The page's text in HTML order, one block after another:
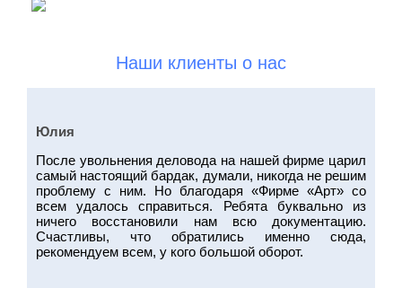
Наши клиенты о нас
Юлия
После увольнения деловода на нашей фирме царил
самый настоящий бардак, думали, никогда не решим
проблему с ним. Но благодаря «Фирме «Арт» со
всем удалось справиться. Ребята буквально из
ничего восстановили нам всю документацию.
Счастливы, что обратились именно сюда,
рекомендуем всем, у кого большой оборот.